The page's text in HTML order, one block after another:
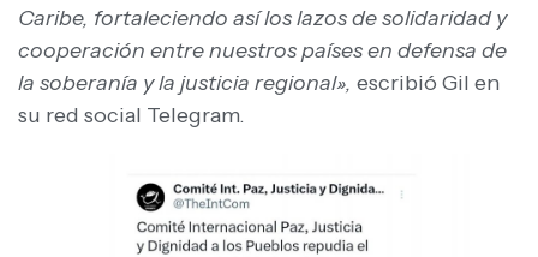
Caribe, fortaleciendo así los lazos de solidaridad y
cooperación entre nuestros países en defensa de
la soberanía y la justicia regional», escribió Gil en
su red social Telegram.